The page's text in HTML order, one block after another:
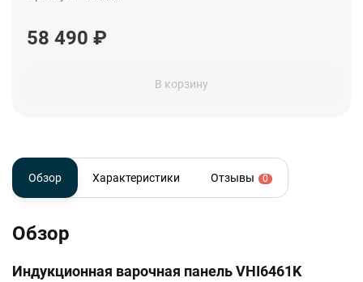
58 490 ₽
В корзину
Обзор Характеристики Отзывы 0
Обзор
Индукционная варочная панель VHI6461K